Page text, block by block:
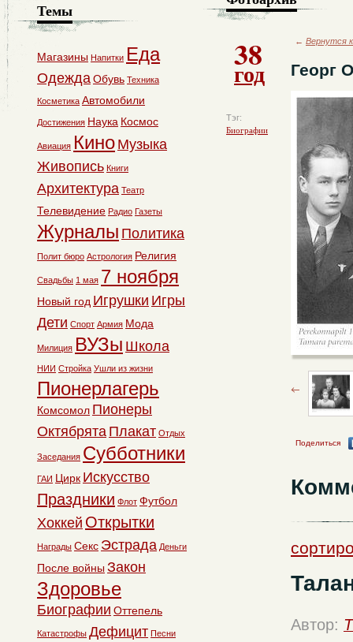
38
год
Тэг:
Биографии
← Вернутся
Георг
Поделиться
Автор:
Темы
Магазины Напитки Еда
ОдеждаОбувь Техника
Косметика Автомобили
Достижения Наука Космос
Авиация Кино Музыка
Живопись Книги
Архитектура Театр
Телевидение Радио Газеты
Журналы Политика
Полит бюро Астрология Религия
Свадьбы 1 мая 7 ноября
Новый год Игрушки Игры
Дети Спорт Армия Мода
Милиция ВУЗы Школа
НИИ Стройка Ушли из жизни
Пионерлагерь
Комсомол Пионеры
Октябрята Плакат Отдых
Заседания Субботники
ГАИ Цирк Искусство
Праздники Флот Футбол
Хоккей Открытки
Награды Секс Эстрада Деньги
После войны Закон
Здоровье
Биографии Оттепель
Катастрофы Дефицит Песни